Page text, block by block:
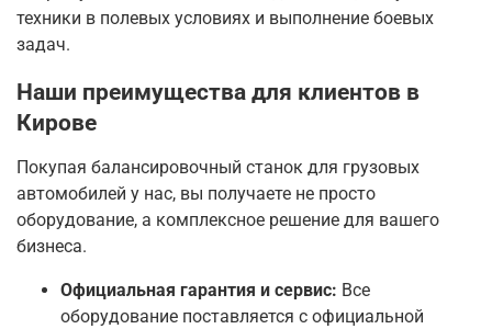
техники в полевых условиях и выполнение боевых
задач.
Наши преимущества для клиентов в
Кирове
Покупая балансировочный станок для грузовых
автомобилей у нас, вы получаете не просто
оборудование, а комплексное решение для вашего
бизнеса.
Официальная гарантия и сервис: Все
оборудование поставляется с официальной